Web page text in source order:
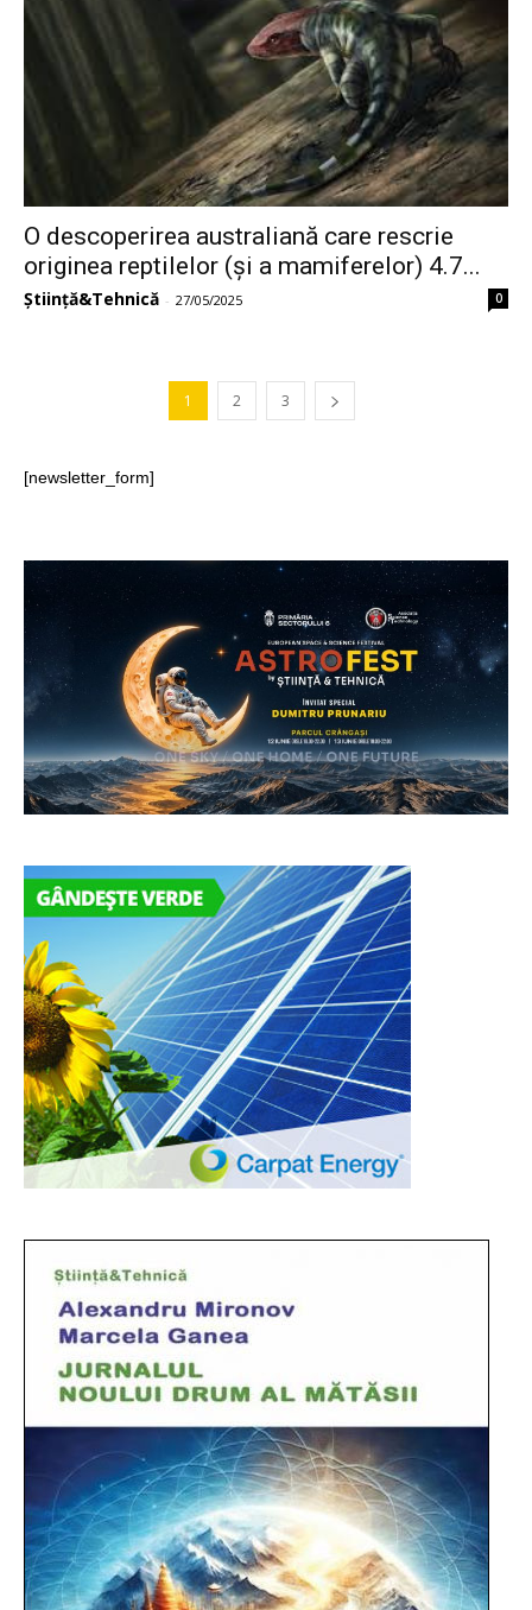
O descoperirea australiană care rescrie
originea reptilelor (și a mamiferelor) 4.7...
Știință&Tehnică - 27/05/2025 0
1 2 3
[newsletter_form]